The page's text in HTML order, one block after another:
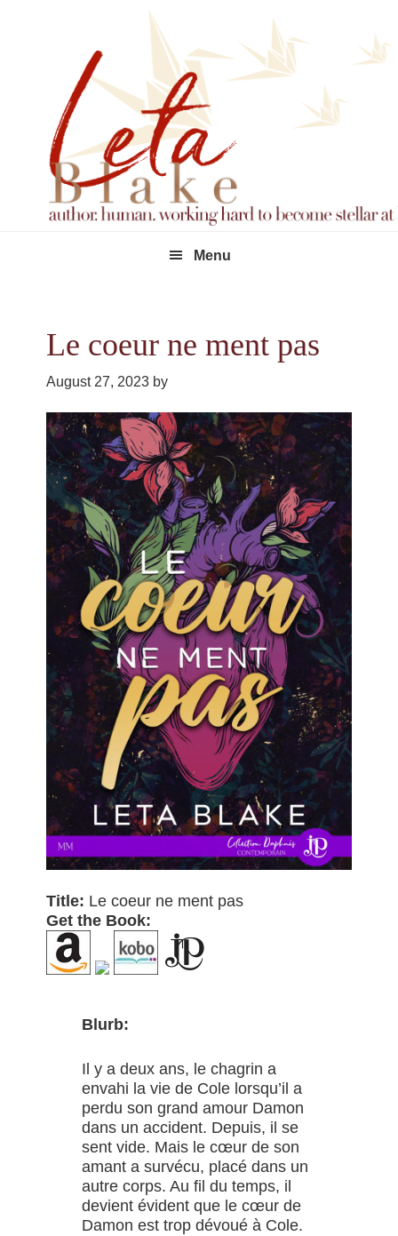
Menu
Le coeur ne ment pas
August 27, 2023 by
Title: Le coeur ne ment pas
Get the Book:
Blurb:
Il y a deux ans, le chagrin a
envahi la vie de Cole lorsqu’il a
perdu son grand amour Damon
dans un accident. Depuis, il se
sent vide. Mais le cœur de son
amant a survécu, placé dans un
autre corps. Au fil du temps, il
devient évident que le cœur de
Damon est trop dévoué à Cole.